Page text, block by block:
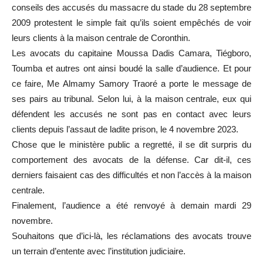
conseils des accusés du massacre du stade du 28 septembre
2009 protestent le simple fait qu’ils soient empêchés de voir
leurs clients à la maison centrale de Coronthin.
Les avocats du capitaine Moussa Dadis Camara, Tiégboro,
Toumba et autres ont ainsi boudé la salle d’audience. Et pour
ce faire, Me Almamy Samory Traoré a porte le message de
ses pairs au tribunal. Selon lui, à la maison centrale, eux qui
défendent les accusés ne sont pas en contact avec leurs
clients depuis l’assaut de ladite prison, le 4 novembre 2023.
Chose que le ministère public a regretté, il se dit surpris du
comportement des avocats de la défense. Car dit-il, ces
derniers faisaient cas des difficultés et non l’accès à la maison
centrale.
Finalement, l’audience a été renvoyé à demain mardi 29
novembre.
Souhaitons que d’ici-là, les réclamations des avocats trouve
un terrain d’entente avec l’institution judiciaire.